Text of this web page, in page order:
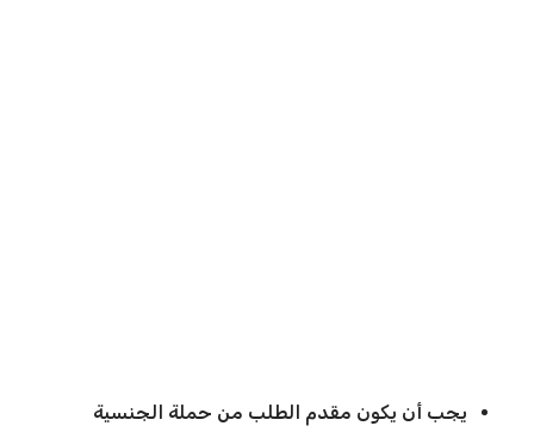
يجب أن يكون مقدم الطلب من حملة الجنسية